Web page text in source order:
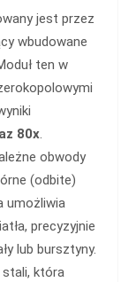
jest przez
wbudowane
ten w
80x.
obwody
(odbite)
umożliwia
precyzyjnie
lub bursztyny.
stali, która